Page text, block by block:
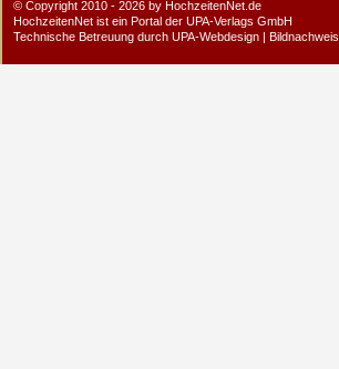
© Copyright 2010 - 2026 by HochzeitenNet.de
HochzeitenNet ist ein Portal der UPA-Verlags GmbH
Technische Betreuung durch UPA-Webdesign | Bildnachweis